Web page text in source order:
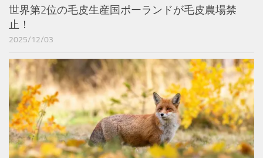
世界第2位の毛皮生産国ポーランドが毛皮農場禁
止！
2025/12/03